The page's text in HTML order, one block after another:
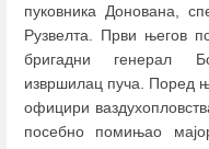
пуковника Донована,
Рузвелта. Први његов
бригадни генерал
извршилац пуча. Поред
официри
посебно помињао